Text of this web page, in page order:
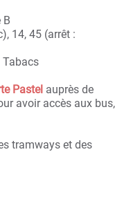
B
14, 45 (arrêt :
Pastel auprès de
avoir accès aux bus,
tramways et des